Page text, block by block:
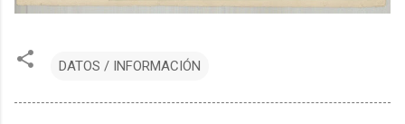
DATOS / INFORMACIÓN